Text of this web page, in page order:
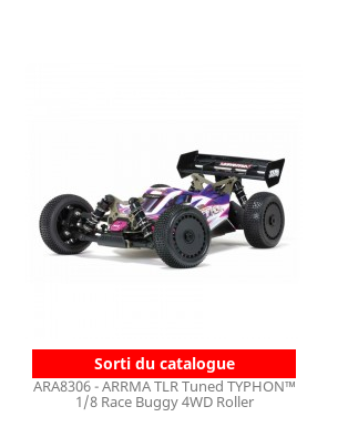
Sorti du catalogue
ARA8306 - ARRMA TLR Tuned TYPHON™
1/8 Race Buggy 4WD Roller